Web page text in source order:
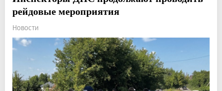
рейдовые мероприятия
Новости